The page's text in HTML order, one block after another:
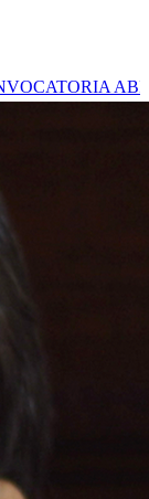
ABIERTA